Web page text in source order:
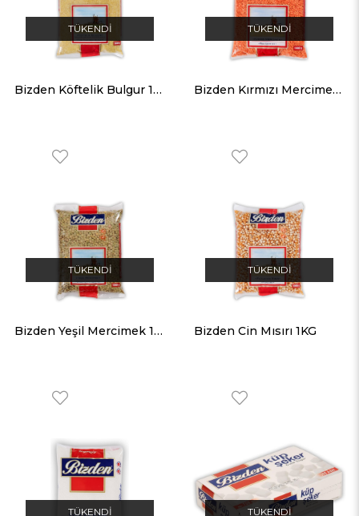
TÜKENDI
Bizden Köftelik Bulgur 1KG
TÜKENDI
Bizden Kırmızı Mercimek 1KG
TÜKENDI
Bizden Yeşil Mercimek 1KG
TÜKENDI
Bizden Cin Mısırı 1KG
TÜKENDI TÜKENDI